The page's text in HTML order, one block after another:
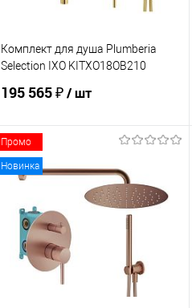
Комплект для душа Plumberia
Selection IXO KITXO18OB210
195 565 ₽/ шт
Купить в 1 клик
Сравнение
В избранное
В наличии
Промо
Новинка